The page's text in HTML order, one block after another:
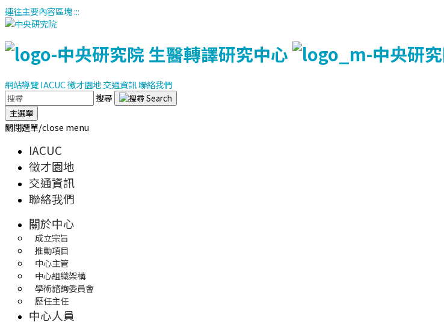
連往主要內容區塊:::
網站導覽IACUC徵才園地交通資訊聯絡我們
搜尋
主選單
關閉選單/close menu
IACUC
徵才園地
交通資訊
聯絡我們
關於中心
成立宗旨
推動項目
中心主管
中心組織架構
學術諮詢委員會
歷任主任
中心人員